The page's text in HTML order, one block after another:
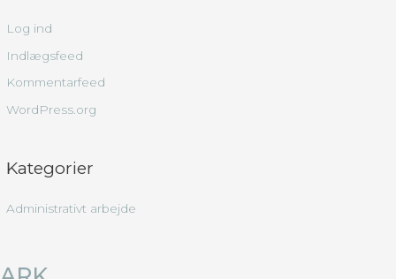
k
a
p
i
e
n
Log ind
Indlægsfeed
Kommentarfeed
WordPress.org
Kategorier
Administrativt arbejde